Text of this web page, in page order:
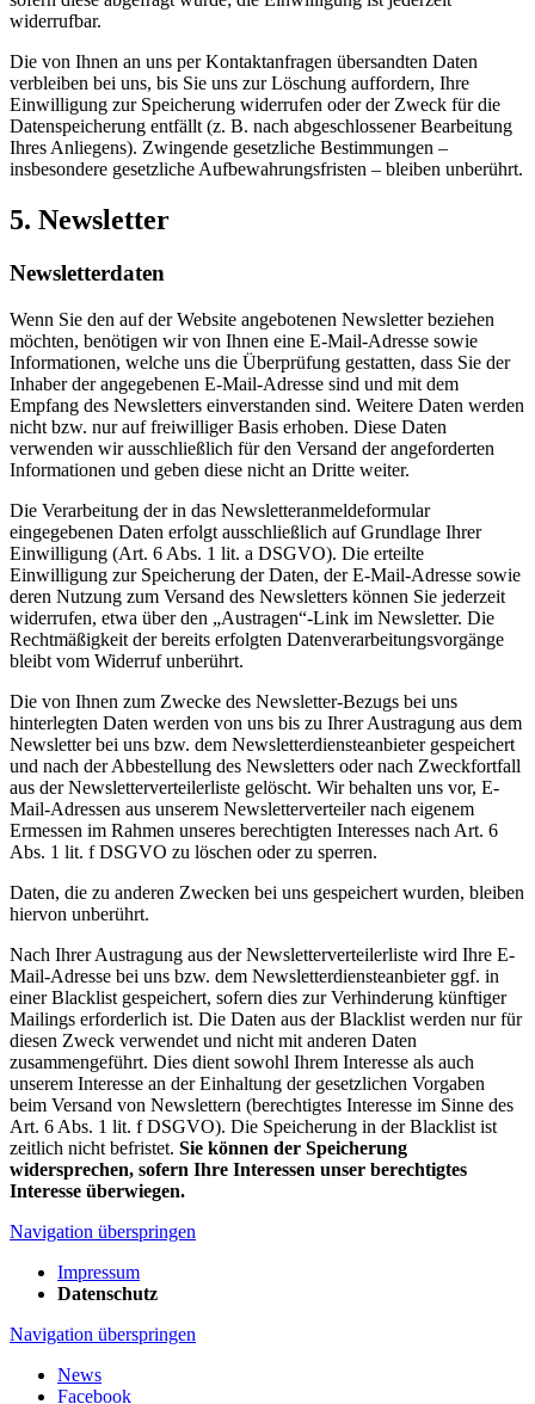
widerrufbar.
Die von Ihnen an uns per Kontaktanfragen übersandten Daten
verbleiben bei uns, bis Sie uns zur Löschung auffordern, Ihre
Einwilligung zur Speicherung widerrufen oder der Zweck für die
Datenspeicherung entfällt (z. B. nach abgeschlossener Bearbeitung
Ihres Anliegens). Zwingende gesetzliche Bestimmungen –
insbesondere gesetzliche Aufbewahrungsfristen – bleiben unberührt.
5. Newsletter
Newsletter­daten
Wenn Sie den auf der Website angebotenen Newsletter beziehen
möchten, benötigen wir von Ihnen eine E-Mail-Adresse sowie
Informationen, welche uns die Überprüfung gestatten, dass Sie der
Inhaber der angegebenen E-Mail-Adresse sind und mit dem
Empfang des Newsletters einverstanden sind. Weitere Daten werden
nicht bzw. nur auf freiwilliger Basis erhoben. Diese Daten
verwenden wir ausschließlich für den Versand der angeforderten
Informationen und geben diese nicht an Dritte weiter.
Die Verarbeitung der in das Newsletteranmeldeformular
eingegebenen Daten erfolgt ausschließlich auf Grundlage Ihrer
Einwilligung (Art. 6 Abs. 1 lit. a DSGVO). Die erteilte
Einwilligung zur Speicherung der Daten, der E-Mail-Adresse sowie
deren Nutzung zum Versand des Newsletters können Sie jederzeit
widerrufen, etwa über den „Austragen“-Link im Newsletter. Die
Rechtmäßigkeit der bereits erfolgten Datenverarbeitungsvorgänge
bleibt vom Widerruf unberührt.
Die von Ihnen zum Zwecke des Newsletter-Bezugs bei uns
hinterlegten Daten werden von uns bis zu Ihrer Austragung aus dem
Newsletter bei uns bzw. dem Newsletterdiensteanbieter gespeichert
und nach der Abbestellung des Newsletters oder nach Zweckfortfall
aus der Newsletterverteilerliste gelöscht. Wir behalten uns vor, E-
Mail-Adressen aus unserem Newsletterverteiler nach eigenem
Ermessen im Rahmen unseres berechtigten Interesses nach Art. 6
Abs. 1 lit. f DSGVO zu löschen oder zu sperren.
Daten, die zu anderen Zwecken bei uns gespeichert wurden, bleiben
hiervon unberührt.
Nach Ihrer Austragung aus der Newsletterverteilerliste wird Ihre E-
Mail-Adresse bei uns bzw. dem Newsletterdiensteanbieter ggf. in
einer Blacklist gespeichert, sofern dies zur Verhinderung künftiger
Mailings erforderlich ist. Die Daten aus der Blacklist werden nur für
diesen Zweck verwendet und nicht mit anderen Daten
zusammengeführt. Dies dient sowohl Ihrem Interesse als auch
unserem Interesse an der Einhaltung der gesetzlichen Vorgaben
beim Versand von Newslettern (berechtigtes Interesse im Sinne des
Art. 6 Abs. 1 lit. f DSGVO). Die Speicherung in der Blacklist ist
zeitlich nicht befristet. Sie können der Speicherung
widersprechen, sofern Ihre Interessen unser berechtigtes
Interesse überwiegen.
Navigation überspringen
Impressum
Datenschutz
Navigation überspringen
News
Facebook